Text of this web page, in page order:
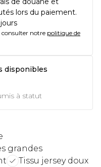
lors du paiement.
consulter notre politique de
disponibles
à statut
grandes
Tissu jersey doux